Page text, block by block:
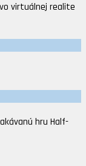
virtuálnej realite
hru Half-